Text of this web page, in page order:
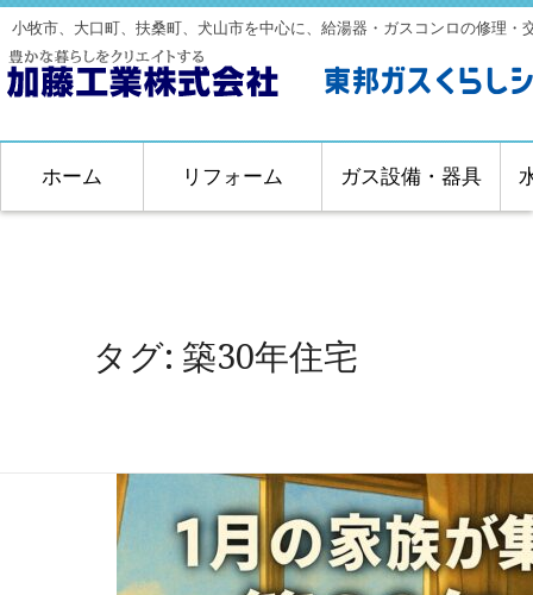
小牧市、大口町、扶桑町、犬山市を中心に、給湯器・ガスコンロの修理
ホーム リフォーム ガス設備・器具
タグ: 築30年住宅